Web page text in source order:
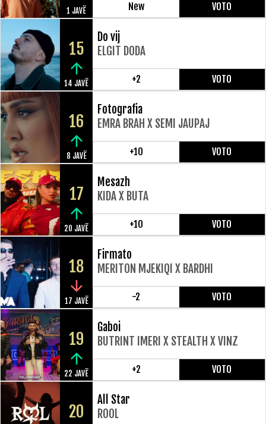
1 JAVË New VOTO
15
14 JAVË
Do vij
ELGIT DODA
+2 VOTO
16
8 JAVË
Fotografia
EMRA BRAH X SEMI JAUPAJ
+10 VOTO
17
20 JAVË
Mesazh
KIDA X BUTA
+10 VOTO
18
17 JAVË
Firmato
MERITON MJEKIQI X BARDHI
-2 VOTO
19
22 JAVË
Gaboi
BUTRINT IMERI X STEALTH X VINZ
+2 VOTO
20
All Star
ROOL